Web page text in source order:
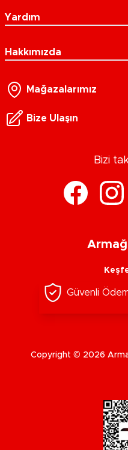
Yardım
Hakkımızda
Mağazalarımız
Bize Ulaşın
Bizi
Güvenli
Copyright © 2026